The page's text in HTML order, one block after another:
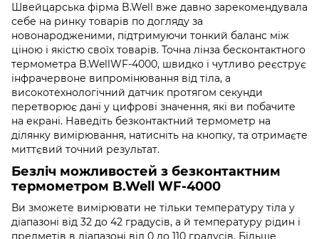
Швейцарська фірма B.Well вже давно зарекомендувала
себе на ринку товарів по догляду за
новонародженими, підтримуючи тонкий баланс між
ціною і якістю своїх товарів. Точна лінза бесконтактного
термометра B.WellWF-4000, швидко і чутливо реєструє
інфрачервоне випромінювання від тіла, а
високотехнологічний датчик протягом секунди
перетворює дані у цифрові значення, які ви побачите
на екрані. Наведіть безконтактний термометр на
ділянку вимірювання, натисніть на кнопку, та отримаєте
миттєвий точний результат.
Безліч можливостей з безконтактним
термометром B.Well WF-4000
Ви зможете вимірювати не тільки температуру тіла у
діапазоні від 32 до 42 градусів, а й температуру рідин і
предметів в діапазоні від 0 до 110 градусів. Більше